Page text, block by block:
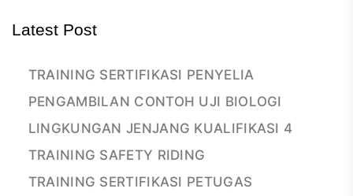
Latest Post
TRAINING SERTIFIKASI PENYELIA
PENGAMBILAN CONTOH UJI BIOLOGI
LINGKUNGAN JENJANG KUALIFIKASI 4
TRAINING SAFETY RIDING
TRAINING SERTIFIKASI PETUGAS